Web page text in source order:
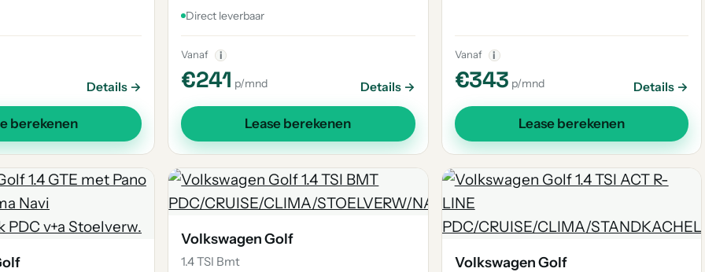
Details →
berekenen
Direct leverbaar
Vanaf i
€241 p/mnd Details →
Lease berekenen
Vanaf i
€343 p/mnd Details →
Lease berekenen
Volkswagen Golf
1.4 TSI Bmt Volkswagen Golf